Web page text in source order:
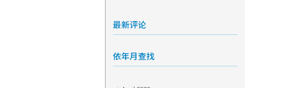
最新评论
依年月查找